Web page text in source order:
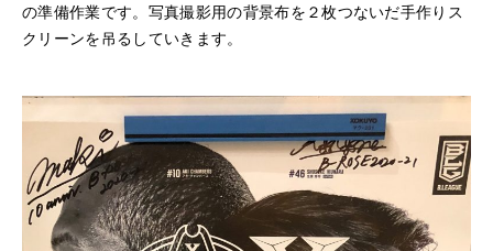
の準備作業です。写真撮影用の背景布を２枚つないだ手作りス
クリーンを吊るしていきます。